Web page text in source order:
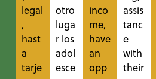
legal
,
hast
a
tarje
otro
luga
r los
adol
esce
inco
me,
have
an
opp
assis
tanc
e
with
their